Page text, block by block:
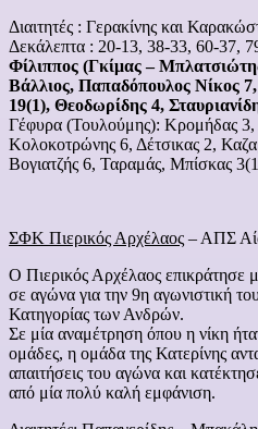
Διαιτητές : Γερακίνης και
Δεκάλεπτα : 20-13, 38-33, 60-37,
Φίλιππος (Γκίμας –
Βάλλιος, Παπαδόπουλος Νίκος
19(1), Θεοδωρίδης 4,
Γέφυρα (Τουλούμης): Κρομήδας
Κολοκοτρώνης 6, Δέτσικας 2,
Βογιατζής 6, Ταραμάς, Μπίσκας
ΣΦΚ Πιερικός Αρχέλαος – ΑΠΣ
Ο Πιερικός Αρχέλαος επικράτησε
σε αγώνα για την 9η αγωνιστική
Κατηγορίας των Ανδρών.
Σε μία αναμέτρηση όπου η νίκη
ομάδες, η ομάδα της Κατερίνης
απαιτήσεις του αγώνα και
από μία πολύ καλή εμφάνιση.